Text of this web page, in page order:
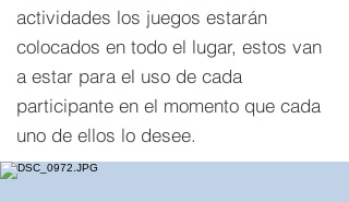
actividades los juegos estarán
colocados en todo el lugar, estos van
a estar para el uso de cada
participante en el momento que cada
uno de ellos lo desee.